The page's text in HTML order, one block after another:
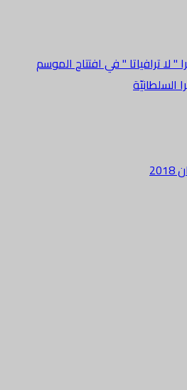
" لا ترافياتا " في افتتاح الموسم
السلطانيّة